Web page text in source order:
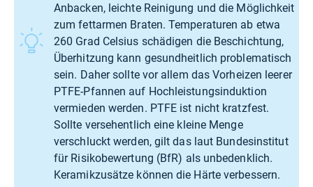
Anbacken, leichte Reinigung und die Möglichkeit
zum fettarmen Braten. Temperaturen ab etwa
260 Grad Celsius schädigen die Beschichtung,
Überhitzung kann gesundheitlich problematisch
sein. Daher sollte vor allem das Vorheizen leerer
PTFE-Pfannen auf Hochleistungsinduktion
vermieden werden. PTFE ist nicht kratzfest.
Sollte versehentlich eine kleine Menge
verschluckt werden, gilt das laut Bundesinstitut
für Risikobewertung (BfR) als unbedenklich.
Keramikzusätze können die Härte verbessern.